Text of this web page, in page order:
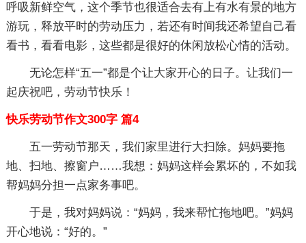
呼吸新鲜空气，这个季节也很适合去有上有水有景的地方
游玩，释放平时的劳动压力，若还有时间我还希望自己看
看书，看看电影，这些都是很好的休闲放松心情的活动。
无论怎样“五一”都是个让大家开心的日子。让我们一
起庆祝吧，劳动节快乐！
快乐劳动节作文300字 篇4
五一劳动节那天，我们家里进行大扫除。妈妈要拖
地、扫地、擦窗户……我想：妈妈这样会累坏的，不如我
帮妈妈分担一点家务事吧。
于是，我对妈妈说：“妈妈，我来帮忙拖地吧。”妈妈
开心地说：“好的。”